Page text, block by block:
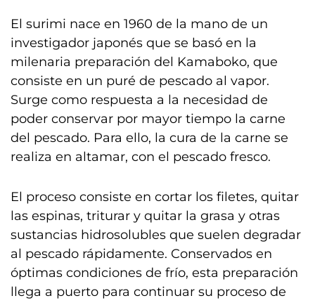
El surimi nace en 1960 de la mano de un
investigador japonés que se basó en la
milenaria preparación del Kamaboko, que
consiste en un puré de pescado al vapor.
Surge como respuesta a la necesidad de
poder conservar por mayor tiempo la carne
del pescado. Para ello, la cura de la carne se
realiza en altamar, con el pescado fresco.
El proceso consiste en cortar los filetes, quitar
las espinas, triturar y quitar la grasa y otras
sustancias hidrosolubles que suelen degradar
al pescado rápidamente. Conservados en
óptimas condiciones de frío, esta preparación
llega a puerto para continuar su proceso de